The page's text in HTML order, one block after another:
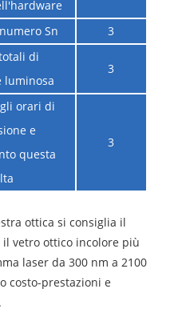
Sn 3
di
luminosa
3
orari di
e
questa
3
ottica si consiglia il
il vetro ottico incolore più
laser da 300 nm a 2100
costo-prestazioni e